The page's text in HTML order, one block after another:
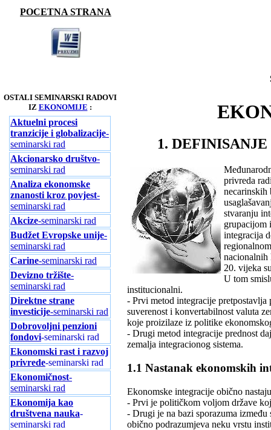
POCETNA STRANA
OSTALI SEMINARSKI RADOVI
IZ EKONOMIJE :
Aktuelni procesi
tranzicije i globalizacije-
seminarski rad
Akcionarsko društvo-
seminarski rad
Analiza ekonomske
znanosti kroz povjest-
seminarski rad
Akcize-seminarski rad
Budžet Evropske unije-
seminarski rad
Carine-seminarski rad
Devizno tržište-
seminarski rad
Direktne strane
investicije-seminarski rad
Dobrovoljni penzioni
fondovi-seminarski rad
Ekonomski rast i razvoj
privrede-seminarski rad
Ekonomičnost-
seminarski rad
Ekonomija kao
društvena nauka-
seminarski rad
1.
privreda
necarinskih
stvaranju
grupacijom
integracija
nacionalnih
20. vijeka
U tom
institucionalni.
- Prvi metod integracije
suverenost i konvertabilnost valuta
koje proizilaze iz politike
- Drugi metod integracije prednost
zemalja integracionog sistema.
1.1 Nastanak ekonomskih
Ekonomske integracije obično
- Prvi je političkom voljom države
- Drugi je na bazi sporazuma
obično podrazumjeva neku vrstu